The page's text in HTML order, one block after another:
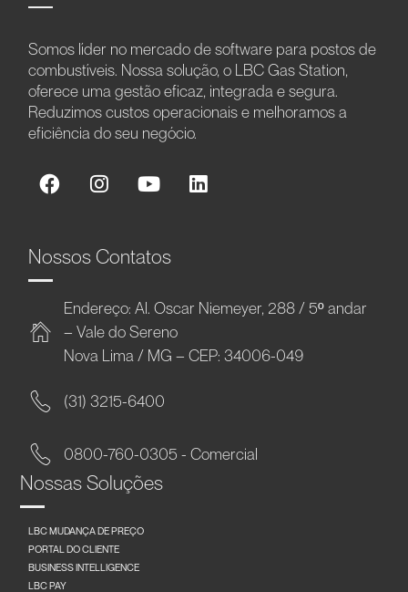
Somos líder no mercado de software para postos de
combustíveis. Nossa solução, o LBC Gas Station,
oferece uma gestão eficaz, integrada e segura.
Reduzimos custos operacionais e melhoramos a
eficiência do seu negócio.
Nossos Contatos
Endereço: Al. Oscar Niemeyer, 288 / 5º andar
– Vale do Sereno
Nova Lima / MG – CEP: 34006-049
(31) 3215-6400
0800-760-0305 - Comercial
Nossas Soluções
LBC MUDANÇA DE PREÇO
PORTAL DO CLIENTE
BUSINESS INTELLIGENCE
LBC PAY